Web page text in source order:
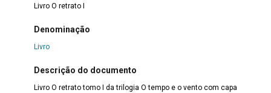
Livro O retrato I
Denominação
Livro
Descrição do documento
Livro O retrato tomo I da trilogia O tempo e o vento com capa